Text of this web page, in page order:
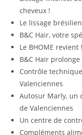
cheveux !
Le lissage
B&C Hair, votre
Le BHOME
B&C Hair
Contrôle
Valenciennes
Autosur Marly, un
de Valenciennes
Un centre de
Compléments